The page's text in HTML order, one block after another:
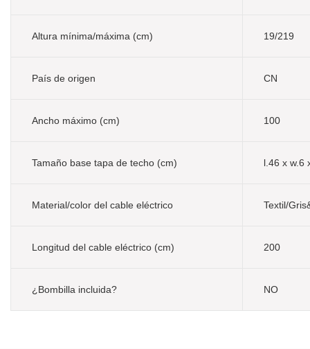
Altura mínima/máxima (cm) 19/219
País de origen CN
Ancho máximo (cm) 100
Tamaño base tapa de techo (cm) l.46 x w.6
Material/color del cable eléctrico Textil/
Longitud del cable eléctrico (cm) 200
¿Bombilla incluida? NO